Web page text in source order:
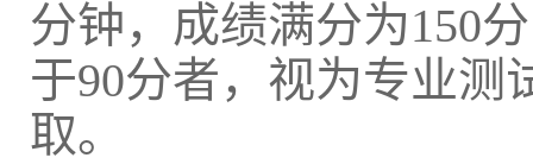
分钟，成绩满分为150
于90分者，视为专业测
取。